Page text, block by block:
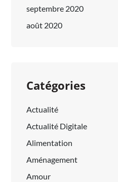
septembre 2020
août 2020
Catégories
Actualité
Actualité Digitale
Alimentation
Aménagement
Amour